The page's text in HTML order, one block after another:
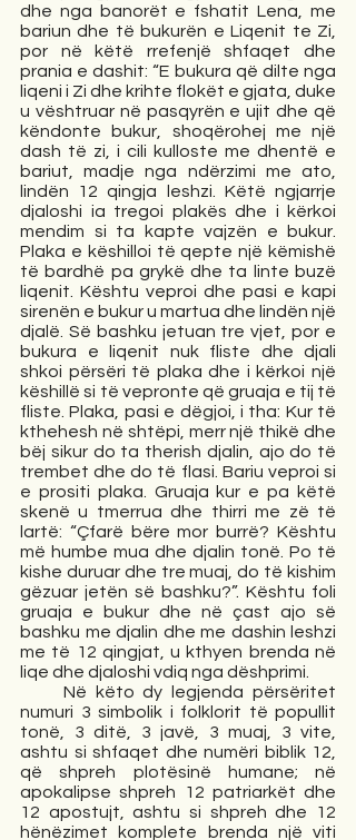
dhe nga banorët e fshatit Lena, me
bariun dhe të bukurën e Liqenit te Zi,
por në këtë rrefenjë shfaqet dhe
prania e dashit: “E bukura që dilte nga
liqeni i Zi dhe krihte flokët e gjata, duke
u vështruar në pasqyrën e ujit dhe që
këndonte bukur, shoqërohej me një
dash të zi, i cili kulloste me dhentë e
bariut, madje nga ndërzimi me ato,
lindën 12 qingja leshzi. Këtë ngjarrje
djaloshi ia tregoi plakës dhe i kërkoi
mendim si ta kapte vajzën e bukur.
Plaka e këshilloi të qepte një këmishë
të bardhë pa grykë dhe ta linte buzë
liqenit. Kështu veproi dhe pasi e kapi
sirenën e bukur u martua dhe lindën një
djalë. Së bashku jetuan tre vjet, por e
bukura e liqenit nuk fliste dhe djali
shkoi përsëri të plaka dhe i kërkoi një
këshillë si të vepronte që gruaja e tij të
fliste. Plaka, pasi e dëgjoi, i tha: Kur të
kthehesh në shtëpi, merr një thikë dhe
bëj sikur do ta therish djalin, ajo do të
trembet dhe do të flasi. Bariu veproi si
e prositi plaka. Gruaja kur e pa këtë
skenë u tmerrua dhe thirri me zë të
lartë: “Çfarë bëre mor burrë? Kështu
më humbe mua dhe djalin tonë. Po të
kishe duruar dhe tre muaj, do të kishim
gëzuar jetën së bashku?”. Kështu foli
gruaja e bukur dhe në çast ajo së
bashku me djalin dhe me dashin leshzi
me të 12 qingjat, u kthyen brenda në
liqe dhe djaloshi vdiq nga dëshprimi.
numuri 3 simbolik i folklorit të popullit
tonë, 3 ditë, 3 javë, 3 muaj, 3 vite,
ashtu si shfaqet dhe numëri biblik 12,
që shpreh plotësinë humane; në
apokalipse shpreh 12 patriarkët dhe
12 apostujt, ashtu si shpreh dhe 12
hënëzimet komplete brenda një viti